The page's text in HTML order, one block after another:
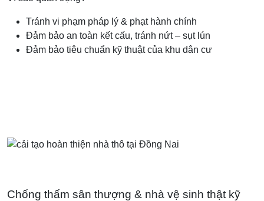
Tránh vi phạm pháp lý & phạt hành chính
Đảm bảo an toàn kết cấu, tránh nứt – sụt lún
Đảm bảo tiêu chuẩn kỹ thuật của khu dân cư
Chống thấm sân thượng & nhà vệ sinh thật kỹ